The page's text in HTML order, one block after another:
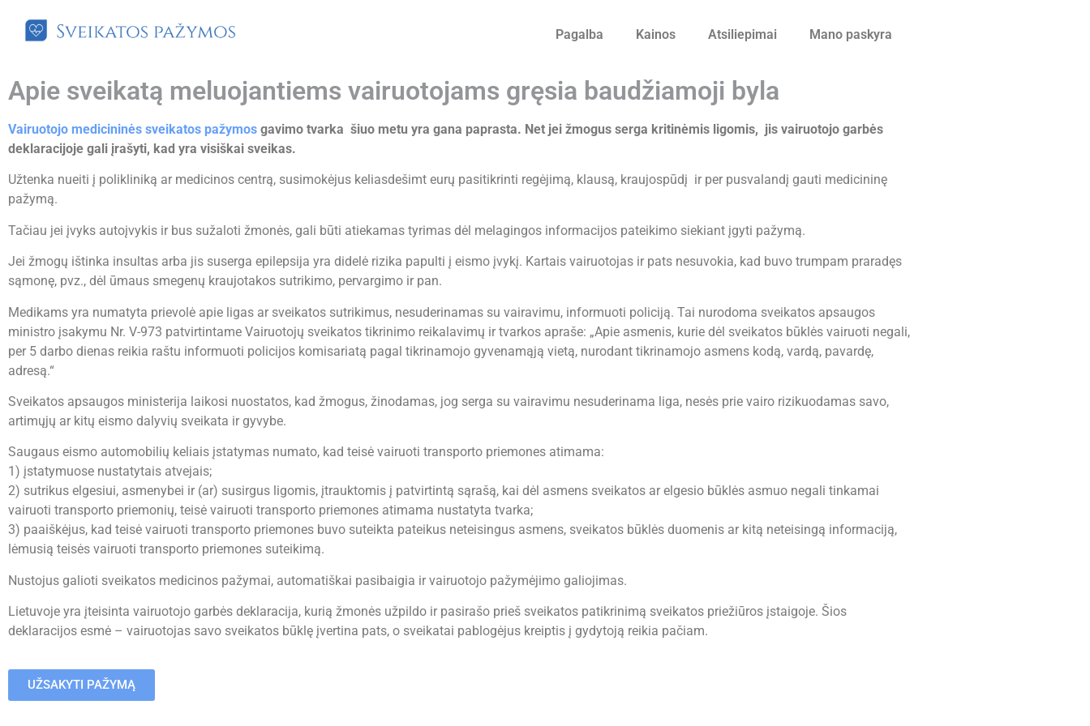
Pagalba Kainos Atsiliepimai Mano paskyra
Apie sveikatą meluojantiems vairuotojams gręsia baudžiamoji byla
Vairuotojo medicininės sveikatos pažymos gavimo tvarka šiuo metu yra gana paprasta. Net jei žmogus serga kritinėmis ligomis, jis vairuotojo garbės
deklaracijoje gali įrašyti, kad yra visiškai sveikas.
Užtenka nueiti į polikliniką ar medicinos centrą, susimokėjus keliasdešimt eurų pasitikrinti regėjimą, klausą, kraujospūdį ir per pusvalandį gauti medicininę
pažymą.
Tačiau jei įvyks autoįvykis ir bus sužaloti žmonės, gali būti atiekamas tyrimas dėl melagingos informacijos pateikimo siekiant įgyti pažymą.
Jei žmogų ištinka insultas arba jis suserga epilepsija yra didelė rizika papulti į eismo įvykį. Kartais vairuotojas ir pats nesuvokia, kad buvo trumpam praradęs
sąmonę, pvz., dėl ūmaus smegenų kraujotakos sutrikimo, pervargimo ir pan.
Medikams yra numatyta prievolė apie ligas ar sveikatos sutrikimus, nesuderinamas su vairavimu, informuoti policiją. Tai nurodoma sveikatos apsaugos
ministro įsakymu Nr. V-973 patvirtintame Vairuotojų sveikatos tikrinimo reikalavimų ir tvarkos apraše: „Apie asmenis, kurie dėl sveikatos būklės vairuoti negali,
per 5 darbo dienas reikia raštu informuoti policijos komisariatą pagal tikrinamojo gyvenamąją vietą, nurodant tikrinamojo asmens kodą, vardą, pavardę,
adresą.“
Sveikatos apsaugos ministerija laikosi nuostatos, kad žmogus, žinodamas, jog serga su vairavimu nesuderinama liga, nesės prie vairo rizikuodamas savo,
artimųjų ar kitų eismo dalyvių sveikata ir gyvybe.
Saugaus eismo automobilių keliais įstatymas numato, kad teisė vairuoti transporto priemones atimama:
1) įstatymuose nustatytais atvejais;
2) sutrikus elgesiui, asmenybei ir (ar) susirgus ligomis, įtrauktomis į patvirtintą sąrašą, kai dėl asmens sveikatos ar elgesio būklės asmuo negali tinkamai
vairuoti transporto priemonių, teisė vairuoti transporto priemones atimama nustatyta tvarka;
3) paaiškėjus, kad teisė vairuoti transporto priemones buvo suteikta pateikus neteisingus asmens, sveikatos būklės duomenis ar kitą neteisingą informaciją,
lėmusią teisės vairuoti transporto priemones suteikimą.
Nustojus galioti sveikatos medicinos pažymai, automatiškai pasibaigia ir vairuotojo pažymėjimo galiojimas.
Lietuvoje yra įteisinta vairuotojo garbės deklaracija, kurią žmonės užpildo ir pasirašo prieš sveikatos patikrinimą sveikatos priežiūros įstaigoje. Šios
deklaracijos esmė – vairuotojas savo sveikatos būklę įvertina pats, o sveikatai pablogėjus kreiptis į gydytoją reikia pačiam.
UŽSAKYTI PAŽYMĄ